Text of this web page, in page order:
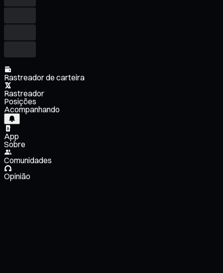
Rastreador de carteira
Rastreador
Posições
Acompanhando
App
Sobre
Comunidades
Opinião